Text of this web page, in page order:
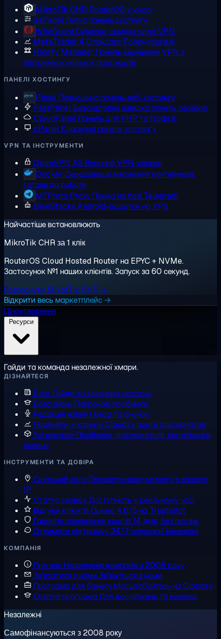
MikroTik CHR RouterOS у хмарі
aaPanelЛегка панель хостингу
WireGuard Сучасне, швидке ядро VPN
MetaTrader 4 Стандарт Forex-торгівлі
Hiddify Manager Панель керування VPN з
підтримкою кількох протоколів
ПАНЕЛІ ХОСТИНГУ
Plesk Повноцінна панель веб-хостингу
FastPanelБезкоштовна швидка панель сервера
CloudPanel Панель для PHP та Node.js
cPanelКласична панель хостингу
VPN ТА ІНСТРУМЕНТИ
OpenVPN AS Власний VPN-сервер
Docker Середовище виконання контейнерів,
готове до роботи
MTProto Proxy Проксі на базі Telegram
BlueStacks Android-додатки на VPS
Найчастіше встановлюють
MikroTik CHR за 1 клік
RouterOS Cloud Hosted Router на EPYC + NVMe.
Застосунок №1 наших клієнтів. Запуск за 60 секунд.
Розгорнути MikroTik CHR →
Відкрити весь маркетплейс →
Ціноутворення
Гайди та команда незалежної хмари.
ДІЗНАЙТЕСЯ
Блог Гайди та інженерні нотатки
База знань Покрокові посібники
Редакція новин Преса та анонси
Порівняти хостинги Cloudzy проти альтернатив
Усі ресурси Посібники, документація, інструменти,
новини
ІНСТРУМЕНТИ ТА ДОВІРА
Скельний скло Перевірте нашу мережу з вашого
IP
Статус сервісуДоступність у реальному часі
Відгуки клієнтівОцінка 4,6/5 на Trustpilot
Гарантія повернення коштів14 днів, без питань
Отримати підтримку 24/7, справжні інженери
КОМПАНІЯ
Про насНезалежна компанія з 2008 року
Зв'язатися з нами Зв'яжіться з нами
Програма для бізнесуМасштабуйтесь на Cloudzy
Освітня програмаДля досліджень та команд
Незалежні
Самофінансуються з 2008 року